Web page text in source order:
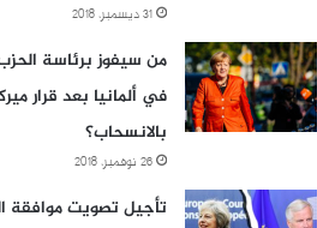
31 ديسمبر، 2018
من سيفوز برئاسة
في ألمانيا بعد قرار
بالانسحاب؟
26 نوفمبر، 2018
تأجيل تصويت موافقة